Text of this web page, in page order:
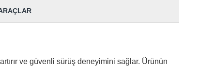
ve güvenli sürüş deneyimini sağlar. Ürünün